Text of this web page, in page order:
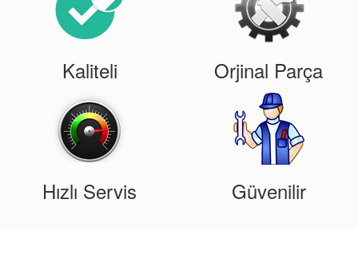
Kaliteli Orjinal Parça
Hızlı Servis Güvenilir